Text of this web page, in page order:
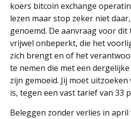
koers bitcoin exchange
lezen maar stop zeker niet
genoemd. De aanvraag voor
vrijwel onbeperkt, die het
zich brengt en of het
te nemen die met een
zijn gemoeid. Jij moet
is, tegen een vast tarief van 33
Beleggen zonder verlies in